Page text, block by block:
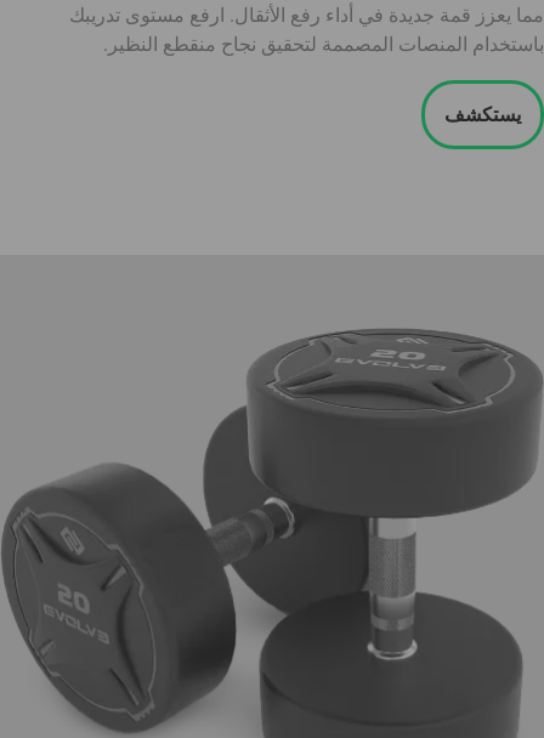
مما يعزز قمة جديدة في أداء رفع الأثقال. ارفع مستوى تدريبك
باستخدام المنصات المصممة لتحقيق نجاح منقطع النظير.
يستكشف